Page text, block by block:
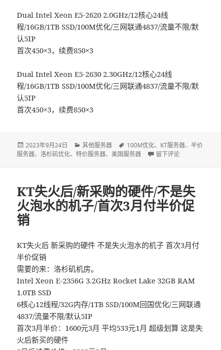
Dual Intel Xeon E5-2620 2.0GHz/12核心24线
程/16GB/1TB SSD/100M优化/三网联通4837/流量不限/默
认5IP
首次450×3，续费850×3
Dual Intel Xeon E5-2630 2.30GHz/12核心24线
程/16GB/1TB SSD/100M优化/三网联通4837/流量不限/默
认5IP
首次450×3，续费850×3
发
布
2023年9月24日
分
类
其他服务器
标
签
100M优化、 KT服务器、半价
服务器、洛杉矶优化、特价服务器、美国服务器 于kt服务器/美国服务器/
留下评论
KT失火后/新采购的硬件/不是失
火泡水的机子/首次3月付半价促
销
KT失火后 新采购的硬件 不是失火泡水的机子 首次3月付
半价促销
需要的来：洛杉矶机房。
Intel Xeon E-2356G 3.2GHz Rocket Lake 32GB RAM
1.0TB SSD
6核心12线程/32G内存/1TB SSD/100M回国优化/三网联通
4837/流量不限/默认5IP
首次3月半价：1600元3月 平均533元1月 超级划算 这是失
火后新买的硬件